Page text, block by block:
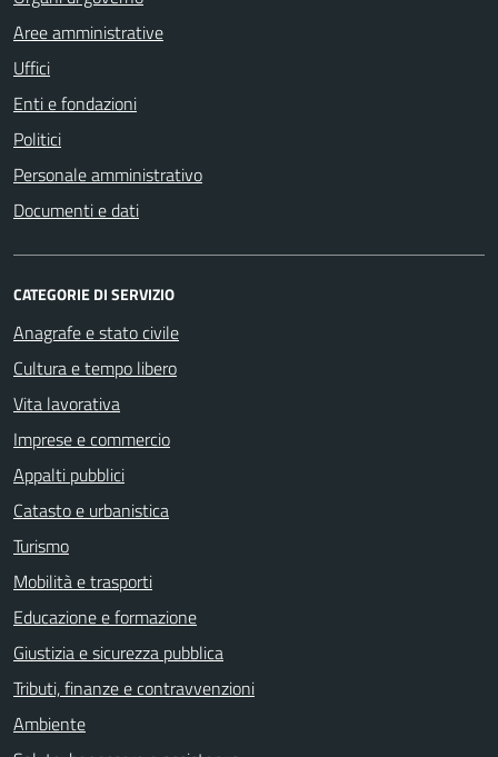
Aree amministrative
Uffici
Enti e fondazioni
Politici
Personale amministrativo
Documenti e dati
CATEGORIE DI SERVIZIO
Anagrafe e stato civile
Cultura e tempo libero
Vita lavorativa
Imprese e commercio
Appalti pubblici
Catasto e urbanistica
Turismo
Mobilità e trasporti
Educazione e formazione
Giustizia e sicurezza pubblica
Tributi, finanze e contravvenzioni
Ambiente